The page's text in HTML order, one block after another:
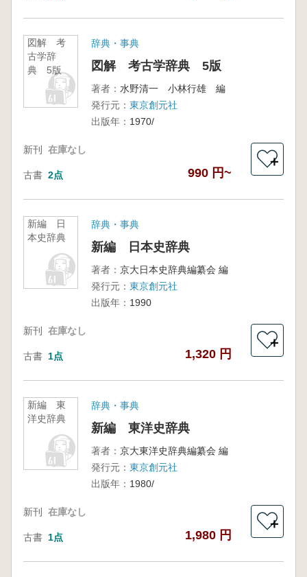
図解 考
古学辞
典 5版
辞典・事典
図解 考古学辞典 5版
著者： 水野清一 小林行雄 編
発行元： 東京創元社
出版年： 1970/
新刊 在庫なし
古書 2点 990 円~
＋
新編 日
本史辞典
辞典・事典
新編 日本史辞典
著者： 京大日本史辞典編纂会 編
発行元： 東京創元社
出版年： 1990
新刊 在庫なし
古書 1点 1,320 円
＋
新編 東
洋史辞典
辞典・事典
新編 東洋史辞典
著者： 京大東洋史辞典編纂会 編
発行元： 東京創元社
出版年： 1980/
新刊 在庫なし
古書 1点 1,980 円
＋